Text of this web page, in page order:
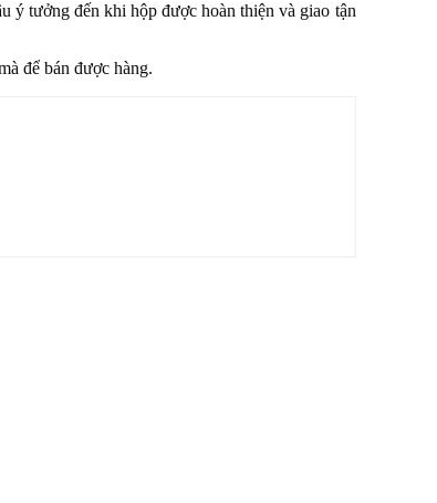
ý tưởng đến khi hộp được hoàn thiện và giao tận
để bán được hàng.